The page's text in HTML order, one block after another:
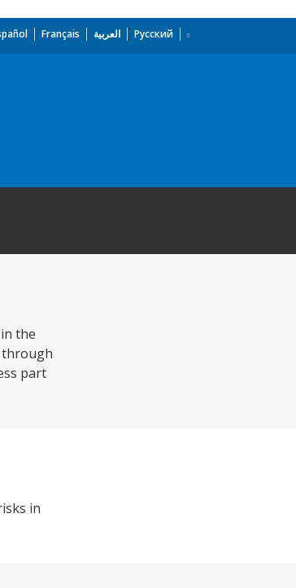
Français العربية Русский
the
through
part
in